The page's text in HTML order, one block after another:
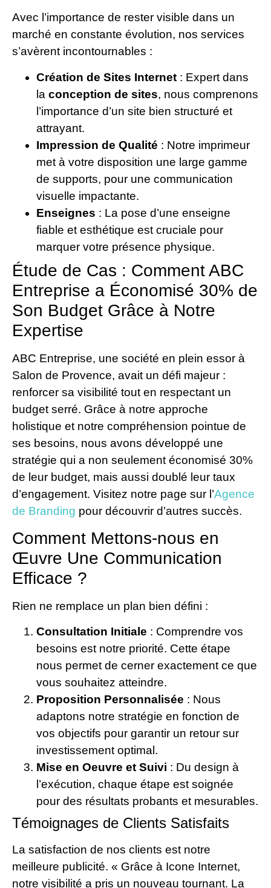
Avec l’importance de rester visible dans un
marché en constante évolution, nos services
s’avèrent incontournables :
Création de Sites Internet : Expert dans
la conception de sites, nous comprenons
l’importance d’un site bien structuré et
attrayant.
Impression de Qualité : Notre imprimeur
met à votre disposition une large gamme
de supports, pour une communication
visuelle impactante.
Enseignes : La pose d’une enseigne
fiable et esthétique est cruciale pour
marquer votre présence physique.
Étude de Cas : Comment ABC
Entreprise a Économisé 30% de
Son Budget Grâce à Notre
Expertise
ABC Entreprise, une société en plein essor à
Salon de Provence, avait un défi majeur :
renforcer sa visibilité tout en respectant un
budget serré. Grâce à notre approche
holistique et notre compréhension pointue de
ses besoins, nous avons développé une
stratégie qui a non seulement économisé 30%
de leur budget, mais aussi doublé leur taux
d’engagement. Visitez notre page sur l’Agence
de Branding pour découvrir d’autres succès.
Comment Mettons-nous en
Œuvre Une Communication
Efficace ?
Rien ne remplace un plan bien défini :
Consultation Initiale : Comprendre vos
besoins est notre priorité. Cette étape
nous permet de cerner exactement ce que
vous souhaitez atteindre.
Proposition Personnalisée : Nous
adaptons notre stratégie en fonction de
vos objectifs pour garantir un retour sur
investissement optimal.
Mise en Oeuvre et Suivi : Du design à
l’exécution, chaque étape est soignée
pour des résultats probants et mesurables.
Témoignages de Clients Satisfaits
La satisfaction de nos clients est notre
meilleure publicité. « Grâce à Icone Internet,
notre visibilité a pris un nouveau tournant. La